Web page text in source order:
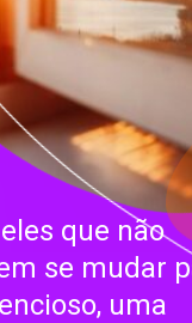
que não
se mudar
uma